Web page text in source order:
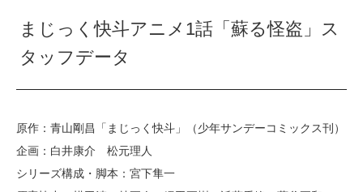
まじっく快斗アニメ1話「蘇る怪盗」ス
タッフデータ
原作：青山剛昌「まじっく快斗」（少年サンデーコミックス刊）
企画：白井康介 松元理人
シリーズ構成・脚本：宮下隼一